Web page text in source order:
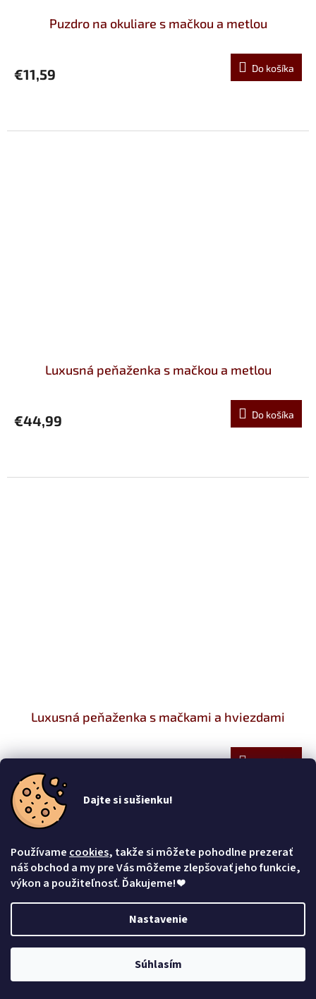
Dajte si sušienku!
Používame cookies, takže si môžete pohodlne prezerať
náš obchod a my pre Vás môžeme zlepšovať jeho funkcie,
výkon a použiteľnosť. Ďakujeme!❤
Nastavenie
Súhlasím
Puzdro na okuliare s mačkou a metlou
€11,59 Do košíka
Luxusná peňaženka s mačkou a metlou
€44,99 Do košíka
Luxusná peňaženka s mačkami a hviezdami
Do košíka